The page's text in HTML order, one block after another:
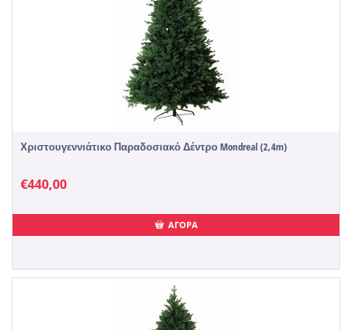
Χριστουγεννιάτικο Παραδοσιακό Δέντρο Mondreal (2,4m)
€440,00
ΑΓΟΡΑ